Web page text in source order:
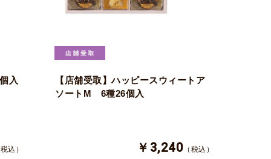
入
込）
【店舗受取】ハッピースウィートア
ソートM 6種26個入
￥3,240 （税込）